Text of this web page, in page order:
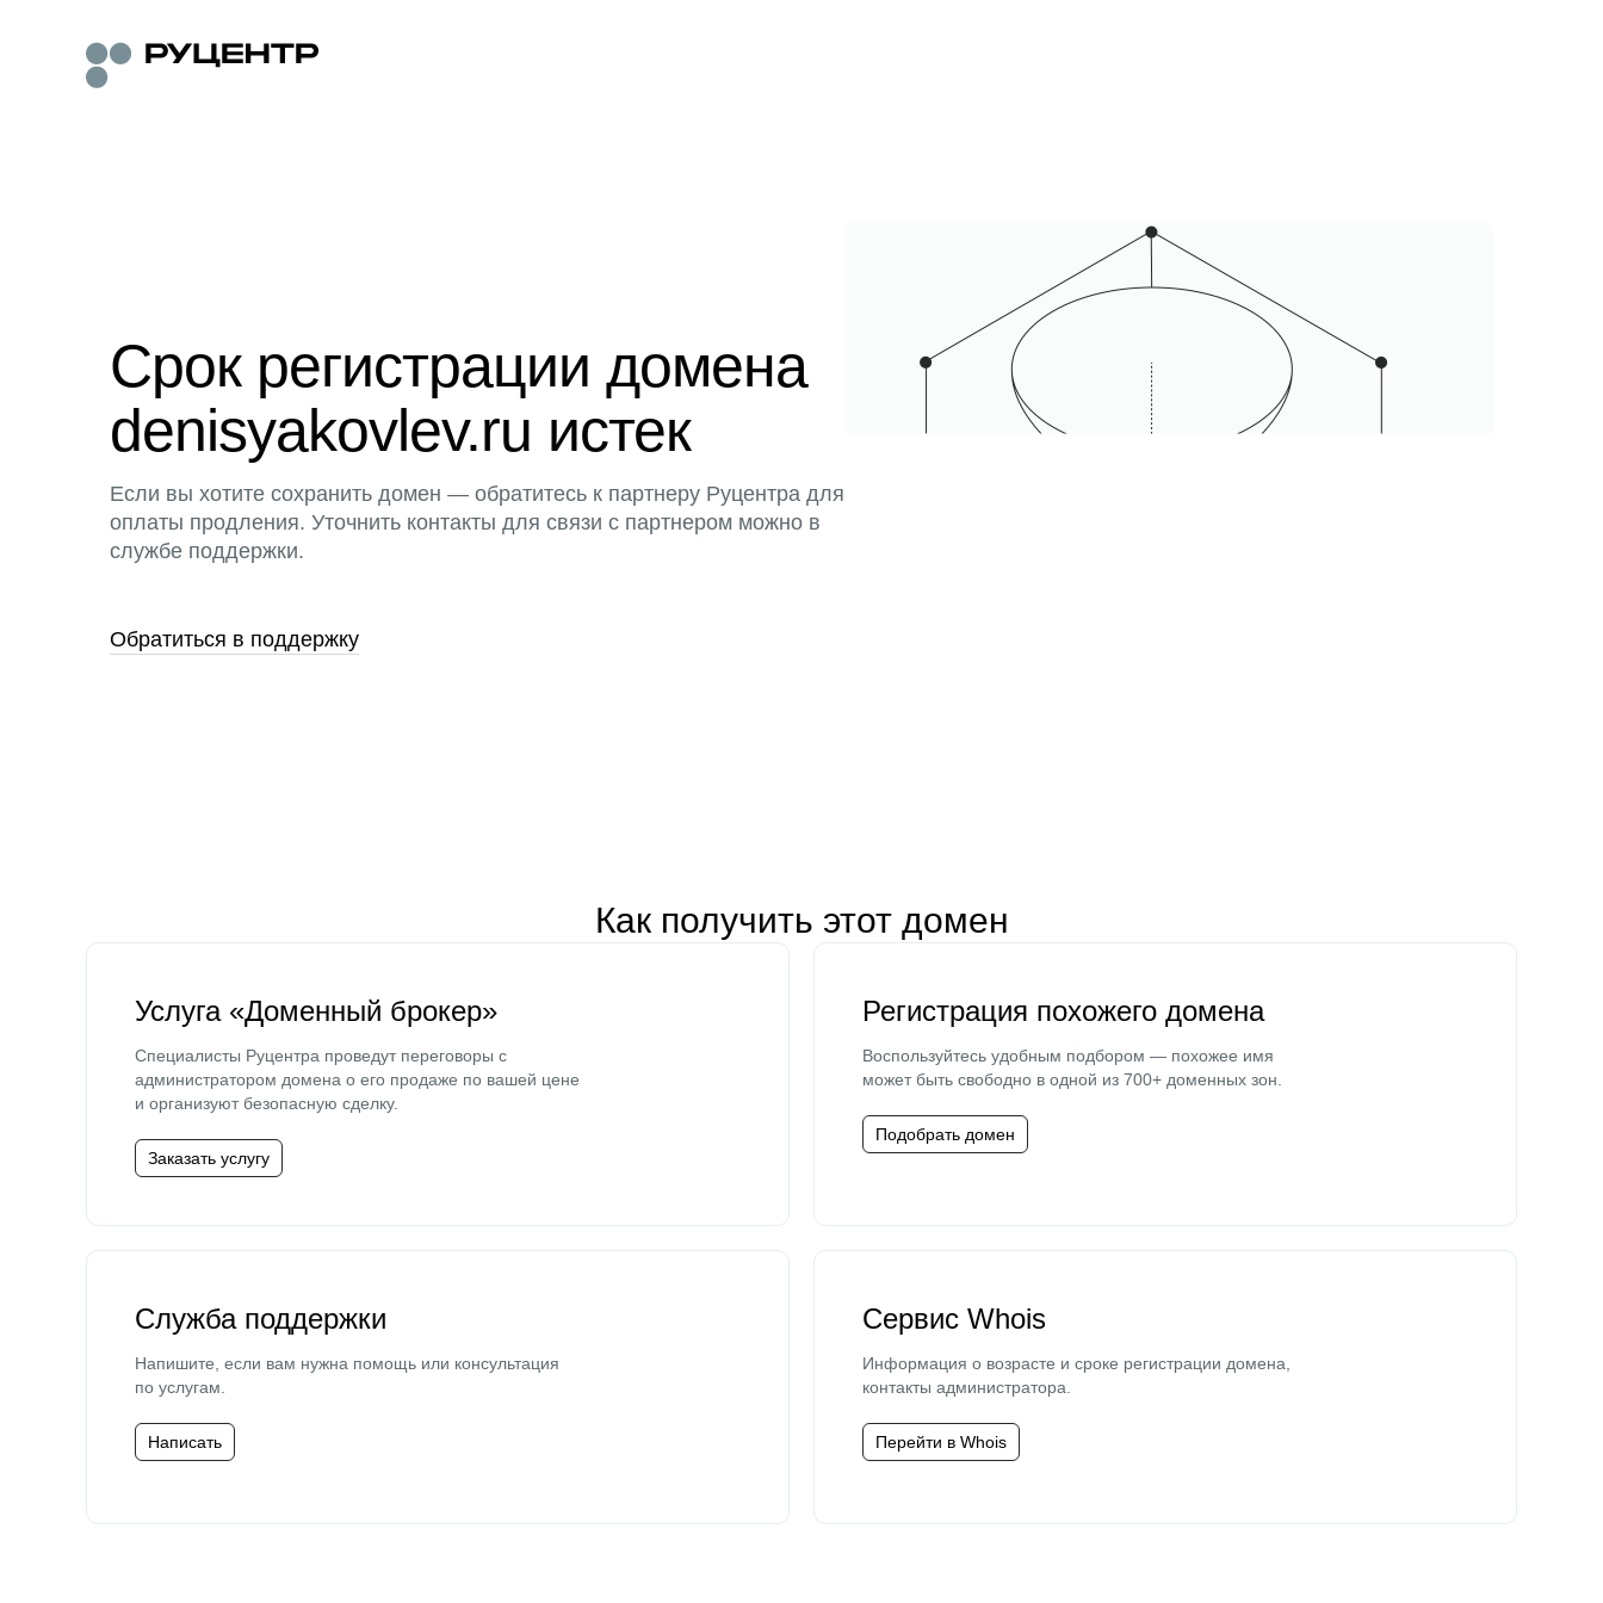
Срок регистрации домена
denisyakovlev.ru истек
Если вы хотите сохранить домен — обратитесь к партнеру Руцентра для
оплаты продления. Уточнить контакты для связи с партнером можно в
службе поддержки.
Обратиться в поддержку
Как получить этот домен
Услуга «Доменный брокер»
Специалисты Руцентра проведут переговоры с
администратором домена о его продаже по вашей цене
и организуют безопасную сделку.
Заказать услугу
Регистрация похожего домена
Воспользуйтесь удобным подбором — похожее имя
может быть свободно в одной из 700+ доменных зон.
Подобрать домен
Служба поддержки
Напишите, если вам нужна помощь или консультация
по услугам.
Написать
Сервис Whois
Информация о возрасте и сроке регистрации домена,
контакты администратора.
Перейти в Whois